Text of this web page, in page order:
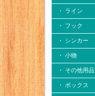
・ ライン
・ フック
・ シンカー
・ 小物
・ その他用品
・ ボックス